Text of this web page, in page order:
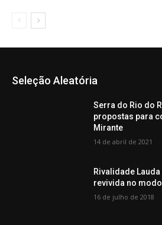
Seleção Aleatória
Serra do Rio do
propostas para
Mirante
14 de abril de 2021
Rivalidade
revivida no
16 de julho de 2018